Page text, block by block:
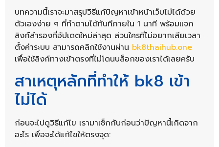
บทความนี้เราจะมาสรุปวิธีแก้ปัญหาเข้าหน้าเว็บไม่ได้ด้วย
ตัวเองง่าย ๆ ที่ทำตามได้ทันทีภายใน 1 นาที พร้อมแจก
ลิงก์สำรองที่อัปเดตใหม่ล่าสุด ส่วนใครที่ไม่อยากเสียเวลา
ตั้งค่าระบบ สามารถคลิกใช้งานผ่าน bk8thaihub.one
เพื่อใช้ลิงก์ทางเข้าตรงที่ไม่โดนบล็อกของเราได้เลยครับ
สาเหตุหลักที่ทำให้ bk8 เข้า
ไม่ได้
ก่อนจะไปดูวิธีแก้ไข เรามาเช็กกันก่อนว่าปัญหานี้เกิดจาก
อะไร เพื่อจะได้แก้ไขให้ตรงจุด: